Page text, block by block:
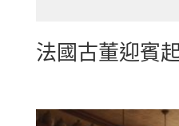
法國古董迎賓